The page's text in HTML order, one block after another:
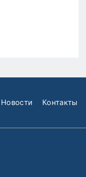
Новости Контакты